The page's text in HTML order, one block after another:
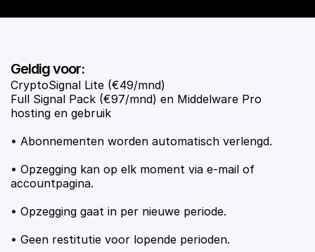
Geldig voor:
CryptoSignal Lite (€49/mnd)
Full Signal Pack (€97/mnd) en Middelware Pro
hosting en gebruik
• Abonnementen worden automatisch verlengd.
• Opzegging kan op elk moment via e-mail of
accountpagina.
• Opzegging gaat in per nieuwe periode.
• Geen restitutie voor lopende perioden.